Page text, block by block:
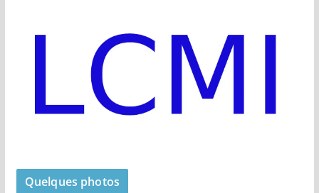
Quelques photos